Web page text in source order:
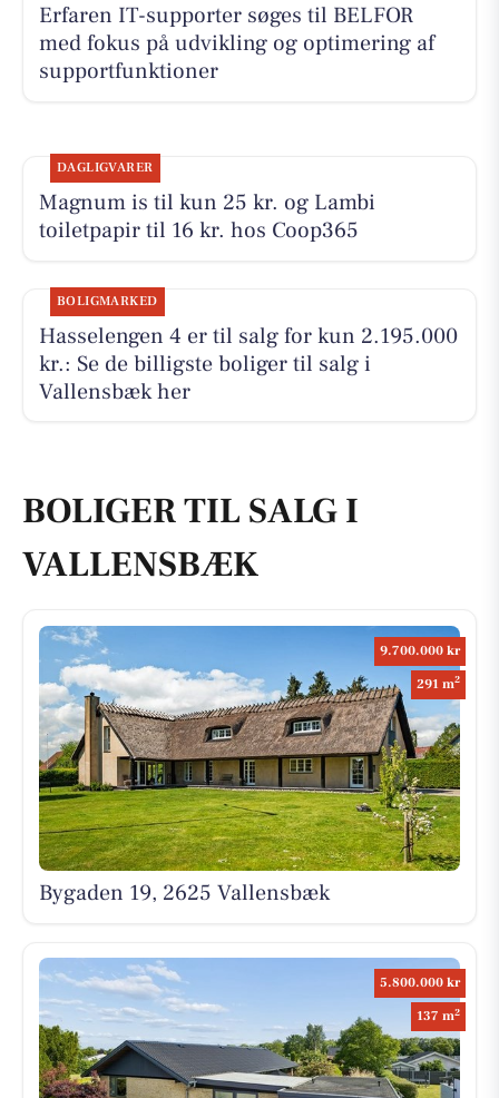
Erfaren IT-supporter søges til BELFOR
med fokus på udvikling og optimering af
supportfunktioner
DAGLIGVARER
Magnum is til kun 25 kr. og Lambi
toiletpapir til 16 kr. hos Coop365
BOLIGMARKED
Hasselengen 4 er til salg for kun 2.195.000
kr.: Se de billigste boliger til salg i
Vallensbæk her
BOLIGER TIL SALG I
VALLENSBÆK
9.700.000 kr
291 m2
Bygaden 19, 2625 Vallensbæk
5.800.000 kr
137 m2